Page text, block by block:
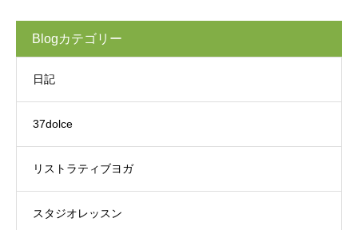
Blogカテゴリー
日記
37dolce
リストラティブヨガ
スタジオレッスン